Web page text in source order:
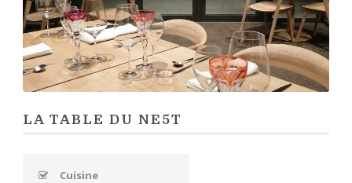
LA TABLE DU NE5T
Cuisine